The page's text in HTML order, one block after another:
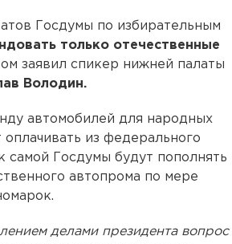
Госдумы по избирательным
только отечественные
заявил спикер нижней палаты
Володин.
автомобилей для народных
оплачивать из федерального
самой Госдумы будут пополнять
автопрома по мере
делами президента вопрос